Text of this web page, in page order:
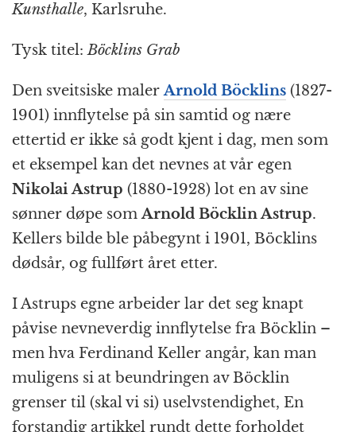
Kunsthalle, Karlsruhe.
Tysk titel:Böcklins Grab
Den sveitsiske malerArnold Böcklins (1827-
1901) innflytelse på sin samtid og nære
ettertid er ikke så godt kjent i dag, men som
et eksempel kan det nevnes at vår egen
Nikolai Astrup (1880-1928) lot en av sine
sønner døpe somArnold Böcklin Astrup.
Kellers bilde ble påbegynt i 1901, Böcklins
dødsår, og fullført året etter.
I Astrups egne arbeider lar det seg knapt
påvise nevneverdig innflytelse fra Böcklin –
men hva Ferdinand Keller angår, kan man
muligens si at beundringen av Böcklin
grenser til (skal vi si) uselvstendighet, En
forstandig artikkel rundt dette forholdet